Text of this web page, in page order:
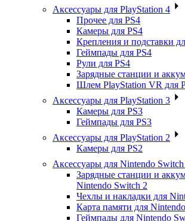
Аксессуары для PlayStation 4
Прочее для PS4
Камеры для PS4
Крепления и подставки
Геймпады для PS4
Рули для PS4
Зарядные станции и
Шлем PlayStation VR для
Аксессуары для PlayStation 3
Камеры для PS3
Геймпады для PS3
Аксессуары для PlayStation 2
Камеры для PS2
Аксессуары для Nintendo Switch
Зарядные станции и
Nintendo Switch 2
Чехлы и накладки для
Карта памяти для
Геймпады для Nintendo